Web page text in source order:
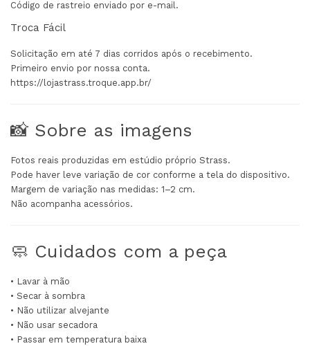
Código de rastreio enviado por e-mail.
Troca Fácil
Solicitação em até 7 dias corridos após o recebimento.
Primeiro envio por nossa conta.
https://lojastrass.troque.app.br/
📸 Sobre as imagens
Fotos reais produzidas em estúdio próprio Strass.
Pode haver leve variação de cor conforme a tela do dispositivo.
Margem de variação nas medidas: 1–2 cm.
Não acompanha acessórios.
🧼 Cuidados com a peça
• Lavar à mão
• Secar à sombra
• Não utilizar alvejante
• Não usar secadora
• Passar em temperatura baixa